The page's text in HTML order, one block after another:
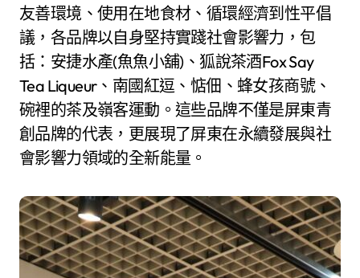
友善環境、使用在地食材、循環經濟到性平倡
議，各品牌以自身堅持實踐社會影響力，包
括：安捷水產(魚魚小舖)、狐說茶酒Fox Say
Tea Liqueur、南國紅逗、惦佃、蜂女孩商號、
碗裡的茶及嶺客運動。這些品牌不僅是屏東青
創品牌的代表，更展現了屏東在永續發展與社
會影響力領域的全新能量。